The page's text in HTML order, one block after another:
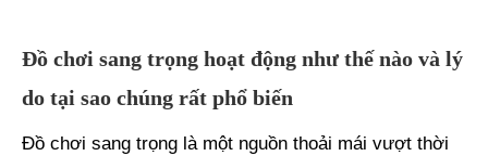
Đồ chơi sang trọng hoạt động như thế nào và lý
do tại sao chúng rất phổ biến
Đồ chơi sang trọng là một nguồn thoải mái vượt thời